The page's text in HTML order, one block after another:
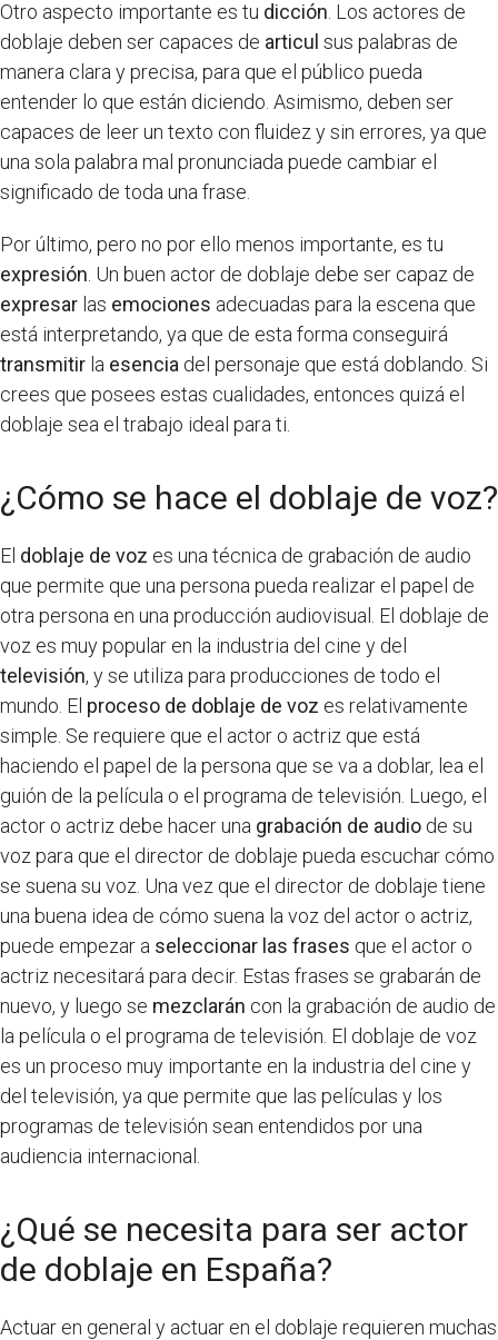
Otro aspecto importante es tu dicción . Los actores de
doblaje deben ser capaces de articul sus palabras de
manera clara y precisa, para que el público pueda
entender lo que están diciendo. Asimismo, deben ser
capaces de leer un texto con fluidez y sin errores, ya que
una sola palabra mal pronunciada puede cambiar el
significado de toda una frase.
Por último, pero no por ello menos importante, es tu
expresión . Un buen actor de doblaje debe ser capaz de
expresar las emociones adecuadas para la escena que
está interpretando, ya que de esta forma conseguirá
transmitir la esencia del personaje que está doblando. Si
crees que posees estas cualidades, entonces quizá el
doblaje sea el trabajo ideal para ti.
¿Cómo se hace el doblaje de voz?
El doblaje de voz es una técnica de grabación de audio
que permite que una persona pueda realizar el papel de
otra persona en una producción audiovisual. El doblaje de
voz es muy popular en la industria del cine y del
televisión, y se utiliza para producciones de todo el
mundo. El proceso de doblaje de voz es relativamente
simple. Se requiere que el actor o actriz que está
haciendo el papel de la persona que se va a doblar, lea el
guión de la película o el programa de televisión. Luego, el
actor o actriz debe hacer una grabación de audio de su
voz para que el director de doblaje pueda escuchar cómo
se suena su voz. Una vez que el director de doblaje tiene
una buena idea de cómo suena la voz del actor o actriz,
puede empezar a seleccionar las frases que el actor o
actriz necesitará para decir. Estas frases se grabarán de
nuevo, y luego se mezclarán con la grabación de audio de
la película o el programa de televisión. El doblaje de voz
es un proceso muy importante en la industria del cine y
del televisión, ya que permite que las películas y los
programas de televisión sean entendidos por una
audiencia internacional.
¿Qué se necesita para ser actor
de doblaje en España?
Actuar en general y actuar en el doblaje requieren muchas